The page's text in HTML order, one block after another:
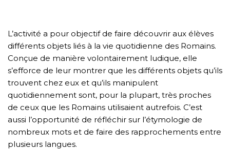
L’activité a pour objectif de faire découvrir aux élèves
différents objets liés à la vie quotidienne des Romains.
Conçue de manière volontairement ludique, elle
s’efforce de leur montrer que les différents objets qu’ils
trouvent chez eux et qu’ils manipulent
quotidiennement sont, pour la plupart, très proches
de ceux que les Romains utilisaient autrefois. C’est
aussi l’opportunité de réfléchir sur l’étymologie de
nombreux mots et de faire des rapprochements entre
plusieurs langues.